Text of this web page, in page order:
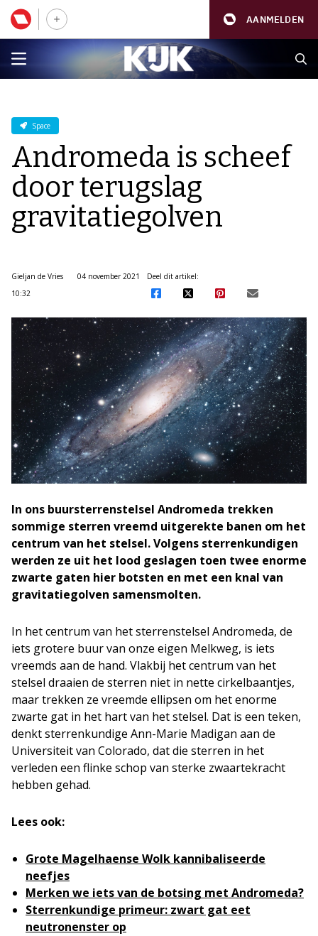
AANMELDEN
Space
Andromeda is scheef
door terugslag
gravitatiegolven
Gieljan de Vries
04 november 2021
10:32
Deel dit artikel:
In ons buursterrenstelsel Andromeda trekken
sommige sterren vreemd uitgerekte banen om het
centrum van het stelsel. Volgens sterrenkundigen
werden ze uit het lood geslagen toen twee enorme
zwarte gaten hier botsten en met een knal van
gravitatiegolven samensmolten.
In het centrum van het sterrenstelsel Andromeda, de
iets grotere buur van onze eigen Melkweg, is iets
vreemds aan de hand. Vlakbij het centrum van het
stelsel draaien de sterren niet in nette cirkelbaantjes,
maar trekken ze vreemde ellipsen om het enorme
zwarte gat in het hart van het stelsel. Dat is een teken,
denkt sterrenkundige Ann-Marie Madigan aan de
Universiteit van Colorado, dat die sterren in het
verleden een flinke schop van sterke zwaartekracht
hebben gehad.
Lees ook:
Grote Magelhaense Wolk kannibaliseerde
neefjes
Merken we iets van de botsing met Andromeda?
Sterrenkundige primeur: zwart gat eet
neutronenster op